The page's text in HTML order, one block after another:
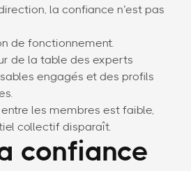
la confiance n’est pas
de fonctionnement.
de la table des experts
engagés et des profils
les membres est faible,
collectif disparaît.
confiance